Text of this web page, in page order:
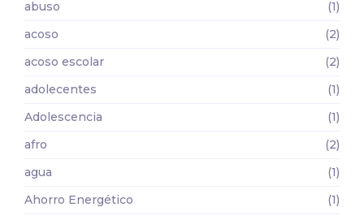
abuso
(1)
acoso
(2)
acoso escolar
(2)
adolecentes
(1)
Adolescencia
(1)
afro
(2)
agua
(1)
Ahorro Energético
(1)